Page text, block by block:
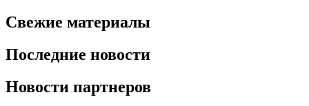
Свежие материалы
Последние новости
Новости партнеров